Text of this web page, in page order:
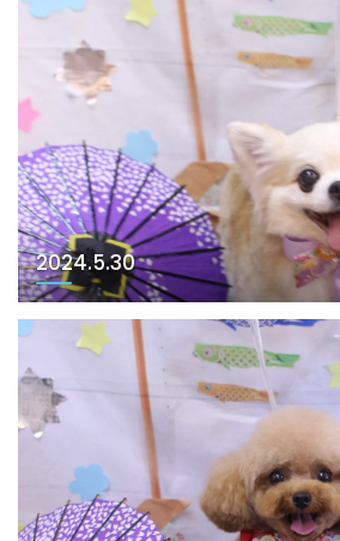
2024.5.30